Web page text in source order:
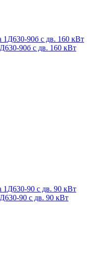
90б с дв. 160 кВт
90 с дв. 90 кВт